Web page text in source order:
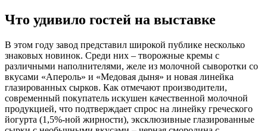
Что удивило гостей на выставке
В этом году завод представил широкой публике несколько
знаковых новинок. Среди них – творожные кремы с
различными наполнителями, желе из молочной сыворотки со
вкусами «Апероль» и «Медовая дыня» и новая линейка
глазированных сырков. Как отмечают производители,
современный покупатель искушен качественной молочной
продукцией, что подтверждает спрос на линейку греческого
йогурта (1,5%-ной жирности), эксклюзивные глазированные